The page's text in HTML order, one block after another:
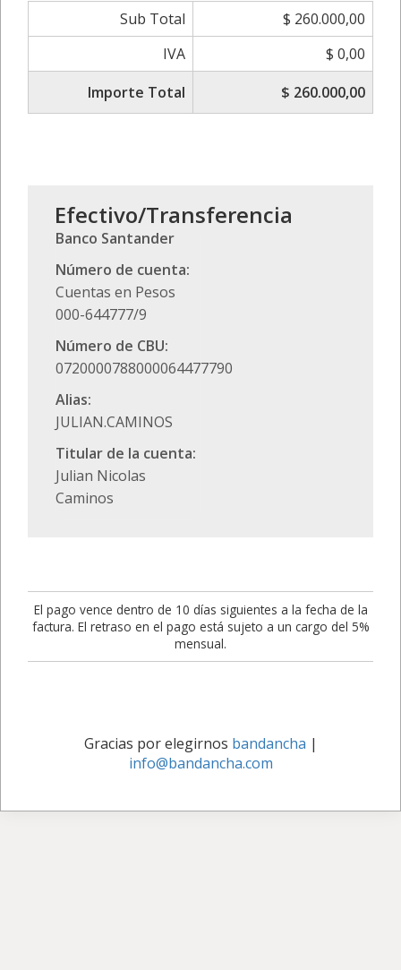
Sub Total
$ 260.000,00
IVA
$ 0,00
Importe Total
$ 260.000,00
Efectivo/Transferencia
Banco Santander
Número de cuenta:
Cuentas en Pesos
000-644777/9
Número de CBU:
0720000788000064477790
Alias:
JULIAN.CAMINOS
Titular de la cuenta:
Julian Nicolas
Caminos
El pago vence dentro de 10 días siguientes a la fecha de la
factura. El retraso en el pago está sujeto a un cargo del 5%
mensual.
Gracias por elegirnos bandancha |
info@bandancha.com